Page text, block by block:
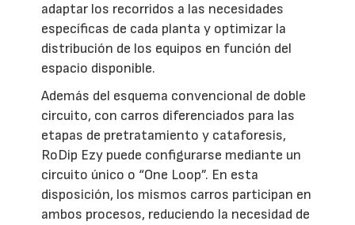
adaptar los recorridos a las necesidades
específicas de cada planta y optimizar la
distribución de los equipos en función del
espacio disponible.
Además del esquema convencional de doble
circuito, con carros diferenciados para las
etapas de pretratamiento y cataforesis,
RoDip Ezy puede configurarse mediante un
circuito único o “One Loop”. En esta
disposición, los mismos carros participan en
ambos procesos, reduciendo la necesidad de